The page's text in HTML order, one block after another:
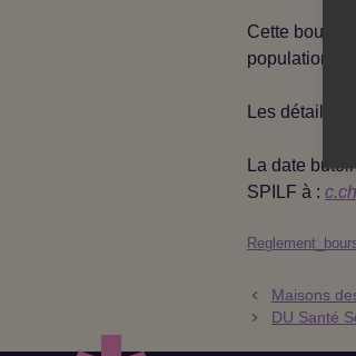
Cette bourse
populations
Les détails
La date
SPILF à :
Maisons
DU Santé